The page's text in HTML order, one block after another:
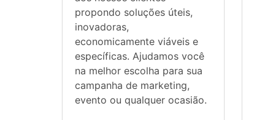
propondo soluções úteis,
inovadoras,
economicamente viáveis e
específicas. Ajudamos você
na melhor escolha para sua
campanha de marketing,
evento ou qualquer ocasião.